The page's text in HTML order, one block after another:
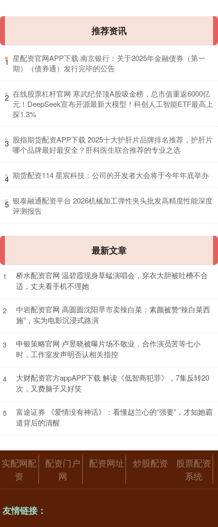
推荐资讯
1 ​星配资官网APP下载 南京银行：关于2025年金融债券（第一
期）（债券通）发行完毕的公告
2 ​在线股票杠杆官网 寒武纪登顶A股吸金榜，总市值重返6000亿
元！DeepSeek宣布开源最新大模型！科创人工智能ETF最高上
探1.3%
3 ​股指期货配资APP下载 2025十大护肝片品牌排名推荐，护肝片
哪个品牌最好最安全？肝科医生联合推荐的专业之选
4 ​期货配资114 星宸科技：公司的开发者大会将于今年年底举办
5 ​银泰融通配资平台 2026机械加工弹性夹头批发高精度性能深度
评测报告
最新文章
1
桥水配资官网 温碧霞现身草蜢演唱会，穿衣大胆被吐槽不合
适，丈夫看手机不理她
2
中岩配资官网 高圆圆沈阳早市卖辣白菜：素颜被赞“辣白菜西
施”，实为电影沉浸式路演
3
申银策略官网 卢昱晓被曝片场不敬业，合作演员苦等七小
时，工作室发声明否认相关指控
4
大财配资官方appAPP下载 解读《低智商犯罪》，7集反转20
次，又费脑子又好笑
5
富途证券 《爱情没有神话》：看懂赵兰心的“强要”，才知她霸
道背后的清醒
实配网配
资
配资门户
网
配资网址 炒股配资
股票配资
系统
友情链接：